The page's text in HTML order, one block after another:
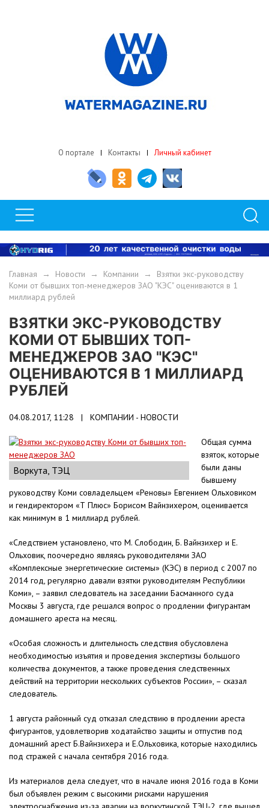
О портале Контакты Личный кабинет
Главная → Новости → Компании → Взятки экс-руководству
Коми от бывших топ-менеджеров ЗАО "КЭС" оцениваются в 1
миллиард рублей
ВЗЯТКИ ЭКС-РУКОВОДСТВУ
КОМИ ОТ БЫВШИХ ТОП-
МЕНЕДЖЕРОВ ЗАО "КЭС"
ОЦЕНИВАЮТСЯ В 1 МИЛЛИАРД
РУБЛЕЙ
04.08.2017, 11:28 | КОМПАНИИ - НОВОСТИ
Воркута, ТЭЦ
Общая сумма
взяток, которые
были даны
бывшему
руководству Коми совладельцем «Реновы» Евгением Ольховиком
и гендиректором «Т Плюс» Борисом Вайнзихером, оценивается
как минимум в 1 миллиард рублей.
«Следствием установлено, что М. Слободин, Б. Вайнзихер и Е.
Ольховик, поочередно являясь руководителями ЗАО
«Комплексные энергетические системы» (КЭС) в период с 2007 по
2014 год, регулярно давали взятки руководителям Республики
Коми», – заявил следователь на заседании Басманного суда
Москвы 3 августа, где решался вопрос о продлении фигурантам
домашнего ареста на месяц.
«Особая сложность и длительность следствия обусловлена
необходимостью изъятия и проведения экспертизы большого
количества документов, а также проведения следственных
действий на территории нескольких субъектов России», – сказал
следователь.
1 августа районный суд отказал следствию в продлении ареста
фигурантов, удовлетворив ходатайство защиты и отпустив под
домашний арест Б.Вайнзихера и Е.Ольховика, которые находились
под стражей с начала сентября 2016 года.
Из материалов дела следует, что в начале июня 2016 года в Коми
был объявлен режим с высокими рисками нарушения